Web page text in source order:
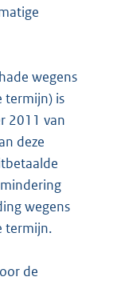
wegens
termijn) is
2011 van
deze
wegens
termijn.
de